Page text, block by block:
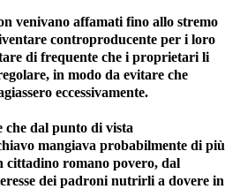
venivano affamati fino allo stremo
controproducente per i loro
di frequente che i proprietari li
in modo da evitare che
eccessivamente.
che dal punto di vista
mangiava probabilmente di più
cittadino romano povero, dal
dei padroni nutrirli a dovere in